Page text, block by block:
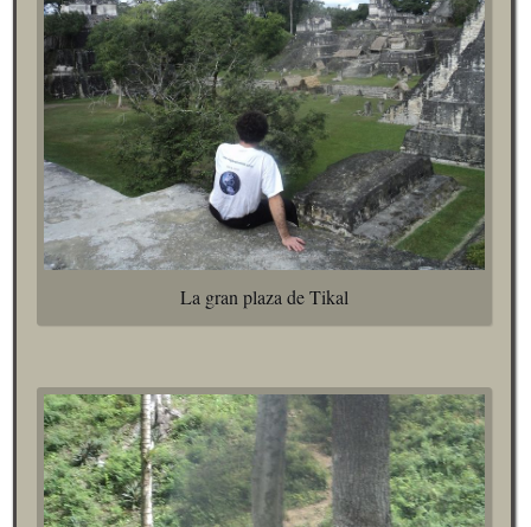
La gran plaza de Tikal